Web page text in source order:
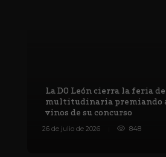
La DO León cierra la feria
multitudinaria premiando
vinos de su concurso
26 de julio de 2026 848